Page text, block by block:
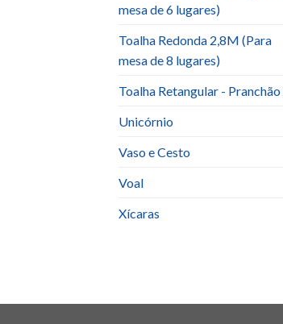
mesa de 6 lugares)
Toalha Redonda 2,8M (Para
mesa de 8 lugares)
Toalha Retangular - Pranchão
Unicórnio
Vaso e Cesto
Voal
Xícaras